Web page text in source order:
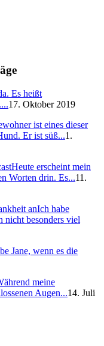
Es heißt
17. Oktober 2019
ist eines dieser
Er ist süß...1.
Heute erscheint mein
Worten drin. Es...11.
anIch habe
nicht besonders viel
Jane, wenn es die
meine
Augen...14. Juli